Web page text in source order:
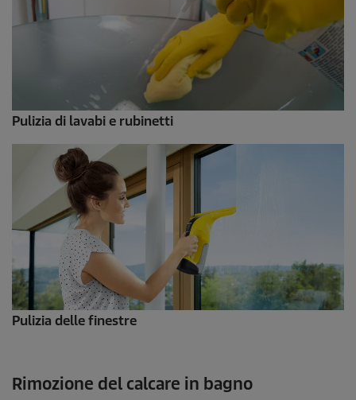
Pulizia di lavabi e rubinetti
Pulizia delle finestre
Rimozione del calcare in bagno